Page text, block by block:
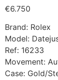
€6.750
Brand: Rolex
Model:
Ref: 16233
Movement:
Case: Gold/